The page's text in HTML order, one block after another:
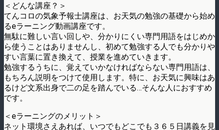
＜どんな講座？＞
てんコロの気象予報士講座は、お天気の勉強の基礎から始め
るeラーニング動画講座です。
無駄に難しい言い回しや、分かりにくい専門用語をはじめか
ら使うことはありませんし、初めて勉強する人でも分かりや
すい言葉に置き換えて、授業を進めていきます。
勉強するうちに、覚えていかなければならない専門用語は、
もちろん説明をつけて使用します。特に、お天気に興味はあ
るけど文系出身で二の足を踏んでいる…そんな人におすすめ
です。
＜eラーニングのメリット＞
ネット環境さえあれば、いつでもどこでも３６５日講義を見